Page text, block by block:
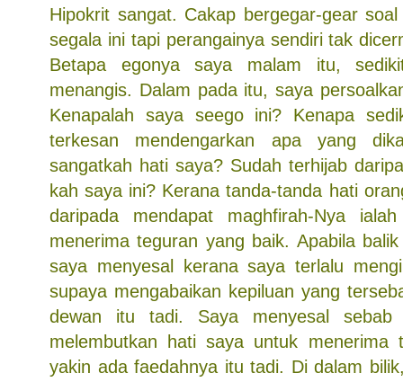
Hipokrit sangat. Cakap bergegar-gear
segala ini tapi perangainya sendiri tak
Betapa egonya saya malam itu,
menangis. Dalam pada itu, saya
Kenapalah saya seego ini? Kenapa
terkesan mendengarkan apa yang
sangatkah hati saya? Sudah terhijab
kah saya ini? Kerana tanda-tanda hati
daripada mendapat maghfirah-Nya
menerima teguran yang baik. Apabila
saya menyesal kerana saya terlalu
supaya mengabaikan kepiluan yang
dewan itu tadi. Saya menyesal
melembutkan hati saya untuk menerima
yakin ada faedahnya itu tadi. Di dalam